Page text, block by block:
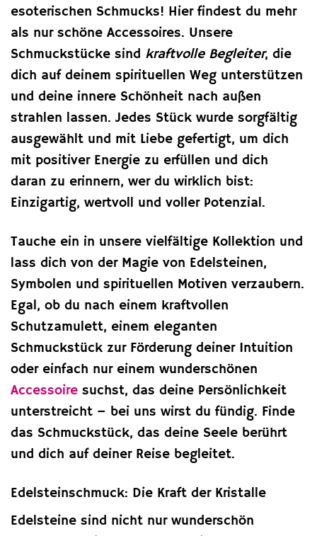
esoterischen Schmucks! Hier findest du mehr
als nur schöne Accessoires. Unsere
Schmuckstücke sind kraftvolle Begleiter, die
dich auf deinem spirituellen Weg unterstützen
und deine innere Schönheit nach außen
strahlen lassen. Jedes Stück wurde sorgfältig
ausgewählt und mit Liebe gefertigt, um dich
mit positiver Energie zu erfüllen und dich
daran zu erinnern, wer du wirklich bist:
Einzigartig, wertvoll und voller Potenzial.
Tauche ein in unsere vielfältige Kollektion und
lass dich von der Magie von Edelsteinen,
Symbolen und spirituellen Motiven verzaubern.
Egal, ob du nach einem kraftvollen
Schutzamulett, einem eleganten
Schmuckstück zur Förderung deiner Intuition
oder einfach nur einem wunderschönen
Accessoire suchst, das deine Persönlichkeit
unterstreicht – bei uns wirst du fündig. Finde
das Schmuckstück, das deine Seele berührt
und dich auf deiner Reise begleitet.
Edelsteinschmuck: Die Kraft der Kristalle
Edelsteine sind nicht nur wunderschön